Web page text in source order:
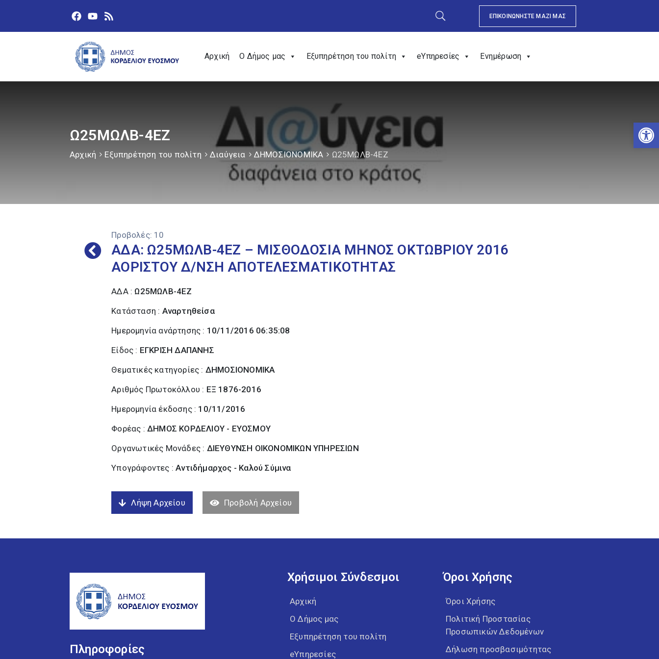
ΕΠΙΚΟΙΝΩΝΗΣΤΕ ΜΑΖΙ ΜΑΣ
Αρχική Ο Δήμος μας Εξυπηρέτηση του πολίτη eΥπηρεσίες Ενημέρωση
Ω25ΜΩΛΒ-4ΕΖ
Αρχική Εξυπηρέτηση του πολίτη Διαύγεια ΔΗΜΟΣΙΟΝΟΜΙΚΑ Ω25ΜΩΛΒ-4ΕΖ
Προβολές: 10
ΑΔΑ: Ω25ΜΩΛΒ-4ΕΖ – ΜΙΣΘΟΔΟΣΙΑ ΜΗΝΟΣ ΟΚΤΩΒΡΙΟΥ 2016
ΑΟΡΙΣΤΟΥ Δ/ΝΣΗ ΑΠΟΤΕΛΕΣΜΑΤΙΚΟΤΗΤΑΣ
ΑΔΑ : Ω25ΜΩΛΒ-4ΕΖ
Κατάσταση : Αναρτηθείσα
Ημερομηνία ανάρτησης : 10/11/2016 06:35:08
Είδος : ΕΓΚΡΙΣΗ ΔΑΠΑΝΗΣ
Θεματικές κατηγορίες : ΔΗΜΟΣΙΟΝΟΜΙΚΑ
Αριθμός Πρωτοκόλλου : ΕΞ 1876-2016
Ημερομηνία έκδοσης : 10/11/2016
Φορέας :ΔΗΜΟΣ ΚΟΡΔΕΛΙΟΥ - ΕΥΟΣΜΟΥ
Οργανωτικές Μονάδες : ΔΙΕΥΘΥΝΣΗ ΟΙΚΟΝΟΜΙΚΩΝ ΥΠΗΡΕΣΙΩΝ
Υπογράφοντες :Αντιδήμαρχος - Καλού Σύµινα
Λήψη Αρχείου Προβολή Αρχείου
Πληροφορίες
Χρήσιμοι Σύνδεσμοι
Αρχική
Ο Δήμος μας
Εξυπηρέτηση του πολίτη
eΥπηρεσίες
Όροι Χρήσης
Όροι Χρήσης
Πολιτική Προστασίας
Προσωπικών Δεδομένων
Δήλωση προσβασιμότητας